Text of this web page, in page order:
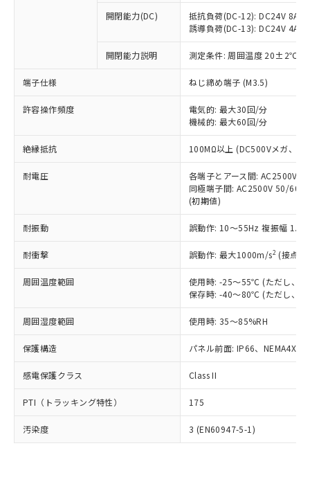
開閉能力(DC)
抵抗負荷(DC-12): DC24V 8A/
誘導負荷(DC-13): DC24V 4A/
開閉能力説明 測定条件: 周囲温度 20±2℃、
端子仕様 ねじ締め端子 (M3.5)
許容操作頻度
電気的: 最大30回/分
機械的: 最大60回/分
絶縁抵抗 100MΩ以上 (DC500Vメガ、点
耐電圧
各端子とアース間: AC2500V
同極端子間: AC2500V 50/
(初期値)
耐振動 誤動作: 10～55Hz 複振幅
耐衝撃 誤動作: 最大1000m/s2 (接点
周囲温度範囲
使用時: -25～55℃ (ただし、氷
保存時: -40～80℃ (ただし、氷
周囲湿度範囲 使用時: 35～85%RH
保護構造 パネル前面: IP66、NEMA4X,
感電保護クラス Class II
PTI（トラッキング特性） 175
汚染度 3 (EN60947-5-1)
ことをご了承ください。
在庫状況および標準価格照会結果は、
記載している更新日時点での社内デー
タに基づき作成されるものであり、閲
覧された時点での実際の在庫および標
準価格とは異なる場合があることをご
正式な納期状況および標準価格はお客
様のお取引先、またはお客様担当のオ
ムロン制御機器販売店・当社販売員に
オムロン制御機器販売店や当社販売拠
販売ネットワーク
」をご確認
在庫状況および標準価格結果を当社の
事前の承諾なく第三者に漏洩または開
示しないようお願いします。
マイパーツ機能（部品リスト作成サー
ビス）をご利用いただくには、I-Web
メンバーズにご登録されている必要が
お客様が当ウェブサイト上で当社にご
登録された部品リストについて、当社
および当社の共同利用者が、当社の製
品・サービスに関するお客様との取
引・商談に必要な範囲で利用すること
※当社の共同利用者とは、"個人情報
の「1.共同利
用者の範囲」に記載されている法人を
いたものが、含有品と判明した場合などや
むを得ず変更することがあります。
*EU RoHS指令（10物質）：
鉛(Pb) 1000ppm以下、 水銀(Hg) 1000ppm以下、 カド
六価クロム(Cr(Ⅵ)) 1000ppm以下、ポリ臭化ビフェニル
類(PBB) 1000ppm以下、ポリ臭化ジフェニルエーテル類
(PBDE) 1000ppm以下、フタル酸ビス(2-エチルヘキシ
ル) (DEHP)(別名：DOP) 1000ppm以下、フタル酸ブチ
ルベンジル（BBP） 1000ppm以下、フタル酸ジブチル
（DBP） 1000ppm以下、フタル酸ジイソブチル
(DIBP) 1000ppm以下
但し、RoHS指令で産業用監視および制御機器に対する
フタル酸エステル類の４物質については閾値を超える意
図的な使用がないことを確認しています。
部品在庫の切り替え状況などにより、予定
月が前後することがあります。
※3 非含有証明書ダウンロード
下記の非含有証明書をダウンロードするこ
とができます。
EU RoHS指令（10物質）の非含有証明書
51物質の非含有証明書（当社基準）
※本証明書は発行日時点で非含有を証明す
るもので、過去に遡って非含有を証明する
基準値を超えていることを示します。
「－」：未確認です。当社販売部門へお問
ム) : 100ppm、
Cr(Ⅵ)(六価クロム) : 1000ppm、 PBBs(ポリ臭化ビフェ
ニル類) : 1000ppm、 PBDEs(ポリ臭化ジフェニルエーテ
ル類) : 1000ppm、
DBP(フタル酸ジブチル) : 1000ppm、 DIBP(フタル酸ジ
イソブチル) : 1000ppm、 BBP(フタル酸ブチルベンジ
ル) : 1000ppm、
DEHP(フタル酸ビス(2-エチルヘキシル)) : 1000ppm
「ｅ」：有害物質（10物質）のすべてが基
準値以下であることを示します。
「10」：通常の使用状況下において有害物
質が外部に漏えいし、環境に深刻な影響を
及ぼさない年数を意味します。
「－」：未確認です。当社販売部門へお問
い合わせください。
当社は、これら貴社製品のうち、外国
為替および外国貿易法に定める商品
（以下｢規制貨物等」という）を輸出
または国外への提供する場合は、日本
国政府の輸出許可(または役務取引許
可)を取得するなどの必要な手続きを
当社は規制貨物を破棄する場合は、完
全に破砕するなど、違法に輸出されな
いよう必要な手段を講じます。
当社は貴社製品を、核兵器、ミサイ
ル、化学兵器、生物兵器またはその他
武器並びにこれらの製造装置等に一切
当社は、貴社製品を第三者に販売する
場合は、上記1、2および3の内容を当
該第三者に通知します。また当社は、
販売先および販売に係わる関係者が違
法に輸出するおそれがある場合は、取
り引きをいたしません。
キャンセル
説明
○ 一定数以上の在庫あり
一定数には満たないが在庫あり
在庫なし(最新の在庫状況につ
いては、お客様のお取引先、ま
たはお客様担当のオムロン制御
機器販売店・当社販売員にご確
白
受注生産機種、また在庫状況の
情報を公開していない機種